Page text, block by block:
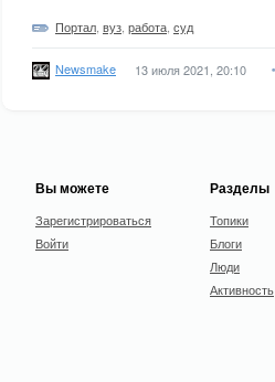
Портал вуз работа суд
Newsmake 13 июля 2021, 20:10
Вы можете
Зарегистрироваться
Войти
Разделы
Топики
Блоги
Люди
Активность